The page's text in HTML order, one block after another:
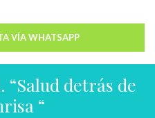
VÍA WHATSAPP
“Salud detrás de
“